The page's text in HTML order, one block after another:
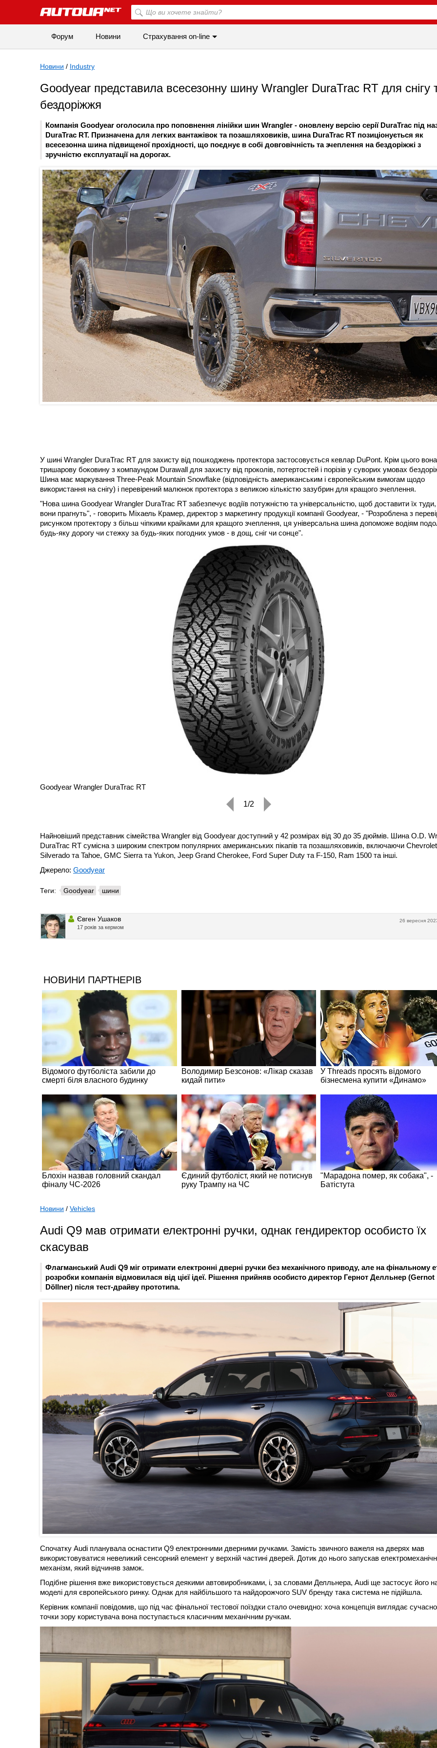
Форум Новини Страхування on-line
Новини / Industry
Goodyear представила всесезонну шину Wrangler DuraTrac RT для снігу
бездоріжжя
Компанія Goodyear оголосила про поповнення лінійки шин Wrangler - оновлену версію серії DuraTrac під
DuraTrac RT. Призначена для легких вантажівок та позашляховиків, шина DuraTrac RT позиціонується як
всесезонна шина підвищеної прохідності, що поєднує в собі довговічність та зчеплення на бездоріжжі з
зручністю експлуатації на дорогах.
У шині Wrangler DuraTrac RT для захисту від пошкоджень протектора застосовується кевлар DuPont. Крім цього
тришарову боковину з компаундом Durawall для захисту від проколів, потертостей і порізів у суворих умовах
Шина має маркування Three-Peak Mountain Snowflake (відповідність американським і європейським вимогам щодо
використання на снігу) і перевірений малюнок протектора з великою кількістю зазубрин для кращого зчеплення.
"Нова шина Goodyear Wrangler DuraTrac RT забезпечує водіїв потужністю та універсальністю, щоб доставити їх
вони прагнуть", - говорить Міхаель Крамер, директор з маркетингу продукції компанії Goodyear, - "Розроблена з
рисунком протектору з більш чіпкими крайками для кращого зчеплення, ця універсальна шина допоможе водіям
будь-яку дорогу чи стежку за будь-яких погодних умов - в дощ, сніг чи сонце".
Goodyear Wrangler DuraTrac RT
1/2
Найновіший представник сімейства Wrangler від Goodyear доступний у 42 розмірах від 30 до 35 дюймів. Шина O.D.
DuraTrac RT сумісна з широким спектром популярних американських пікапів та позашляховиків, включаючи Chevrolet
Silverado та Tahoe, GMC Sierra та Yukon, Jeep Grand Cherokee, Ford Super Duty та F-150, Ram 1500 та інші.
Джерело: Goodyear
Теги: Goodyear шини
26 вересня
Євген Ушаков
17 років за кермом
Новини / Vehicles
Audi Q9 мав отримати електронні ручки, однак гендиректор особисто їх
скасував
Флагманський Audi Q9 міг отримати електронні дверні ручки без механічного приводу, але на фінальному
розробки компанія відмовилася від цієї ідеї. Рішення прийняв особисто директор Гернот Делльнер (Gernot
Döllner) після тест-драйву прототипа.
Спочатку Audi планувала оснастити Q9 електронними дверними ручками. Замість звичного важеля на дверях мав
використовуватися невеликий сенсорний елемент у верхній частині дверей. Дотик до нього запускав
механізм, який відчиняв замок.
Подібне рішення вже використовується деякими автовиробниками, і, за словами Делльнера, Audi ще застосує його
моделі для європейського ринку. Однак для найбільшого та найдорожчого SUV бренду така система не підійшла.
Керівник компанії повідомив, що під час фінальної тестової поїздки стало очевидно: хоча концепція виглядає
точки зору користувача вона поступається класичним механічним ручкам.